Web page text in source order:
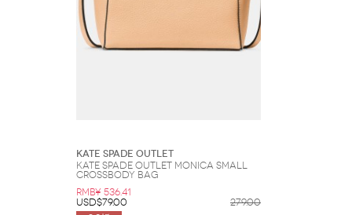
Kate Spade Outlet
Kate Spade Outlet Monica Small
Crossbody Bag
RMB¥ 536.41
USD$79.00
279.00